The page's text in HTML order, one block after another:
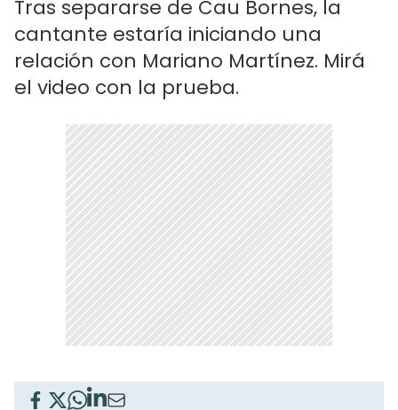
Tras separarse de Cau Bornes, la
cantante estaría iniciando una
relación con Mariano Martínez. Mirá
el video con la prueba.